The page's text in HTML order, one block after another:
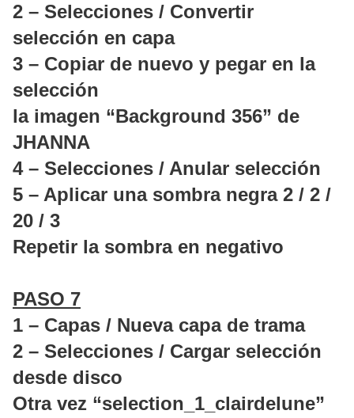
2 – Selecciones / Convertir
selección en capa
3 – Copiar de nuevo y pegar en la
selección
la imagen “Background 356” de
JHANNA
4 – Selecciones / Anular selección
5 – Aplicar una sombra negra 2 / 2 /
20 / 3
Repetir la sombra en negativo
PASO 7
1 – Capas / Nueva capa de trama
2 – Selecciones / Cargar selección
desde disco
Otra vez “selection_1_clairdelune”